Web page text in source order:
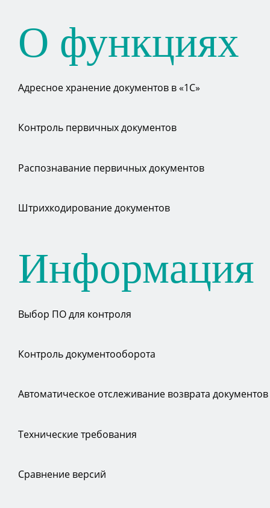
О функциях
Адресное хранение документов в «1С»
Контроль первичных документов
Распознавание первичных документов
Штрихкодирование документов
Информация
Выбор ПО для контроля
Контроль документооборота
Автоматическое отслеживание возврата документов
Технические требования
Сравнение версий